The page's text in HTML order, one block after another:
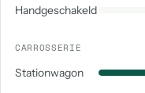
Handgeschakeld
CARROSSERIE
Stationwagon